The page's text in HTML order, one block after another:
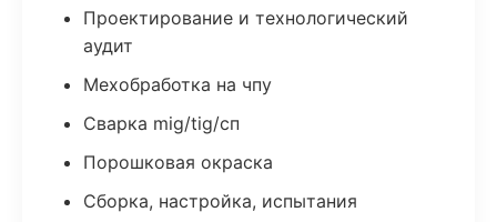
Проектирование и технологический
аудит
Мехобработка на чпу
Сварка mig/tig/сп
Порошковая окраска
Сборка, настройка, испытания